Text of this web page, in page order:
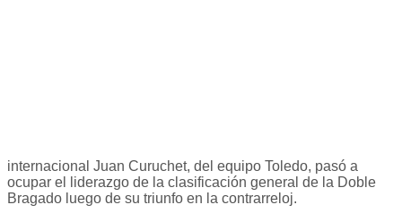
internacional Juan Curuchet, del equipo Toledo, pasó a
ocupar el liderazgo de la clasificación general de la Doble
Bragado luego de su triunfo en la contrarreloj.